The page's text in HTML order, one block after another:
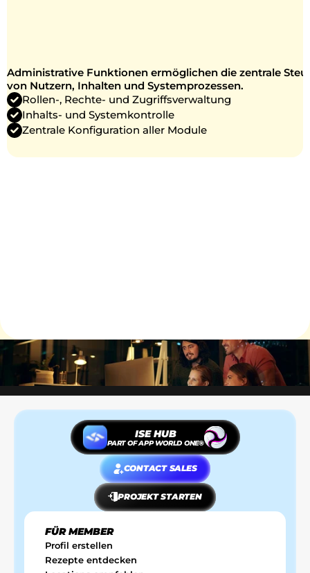
ISE HUB ORIGINAL®
Administrative Funktionen ermöglichen die zentrale
von Nutzern, Inhalten und Systemprozessen.
Rollen-, Rechte- und Zugriffsverwaltung
Inhalts- und Systemkontrolle
Zentrale Konfiguration aller Module
ISE HUB
PART OF APP WORLD ONE®
CONTACT SALES
PROJEKT STARTEN
FÜR MEMBER
Profil erstellen
Rezepte entdecken